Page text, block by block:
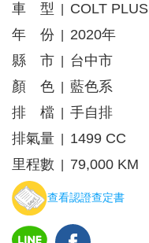
車 型
COLT PLUS
年 份
2020年
縣 市
台中市
顏 色
藍色系
排 檔
手自排
排氣量
1499 CC
里程數
79,000 KM
查看認證查定書